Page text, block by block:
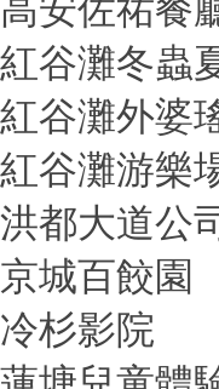
紅谷灘冬蟲
紅谷灘外婆
紅谷灘游樂
洪都大道公
京城百餃園
冷杉影院